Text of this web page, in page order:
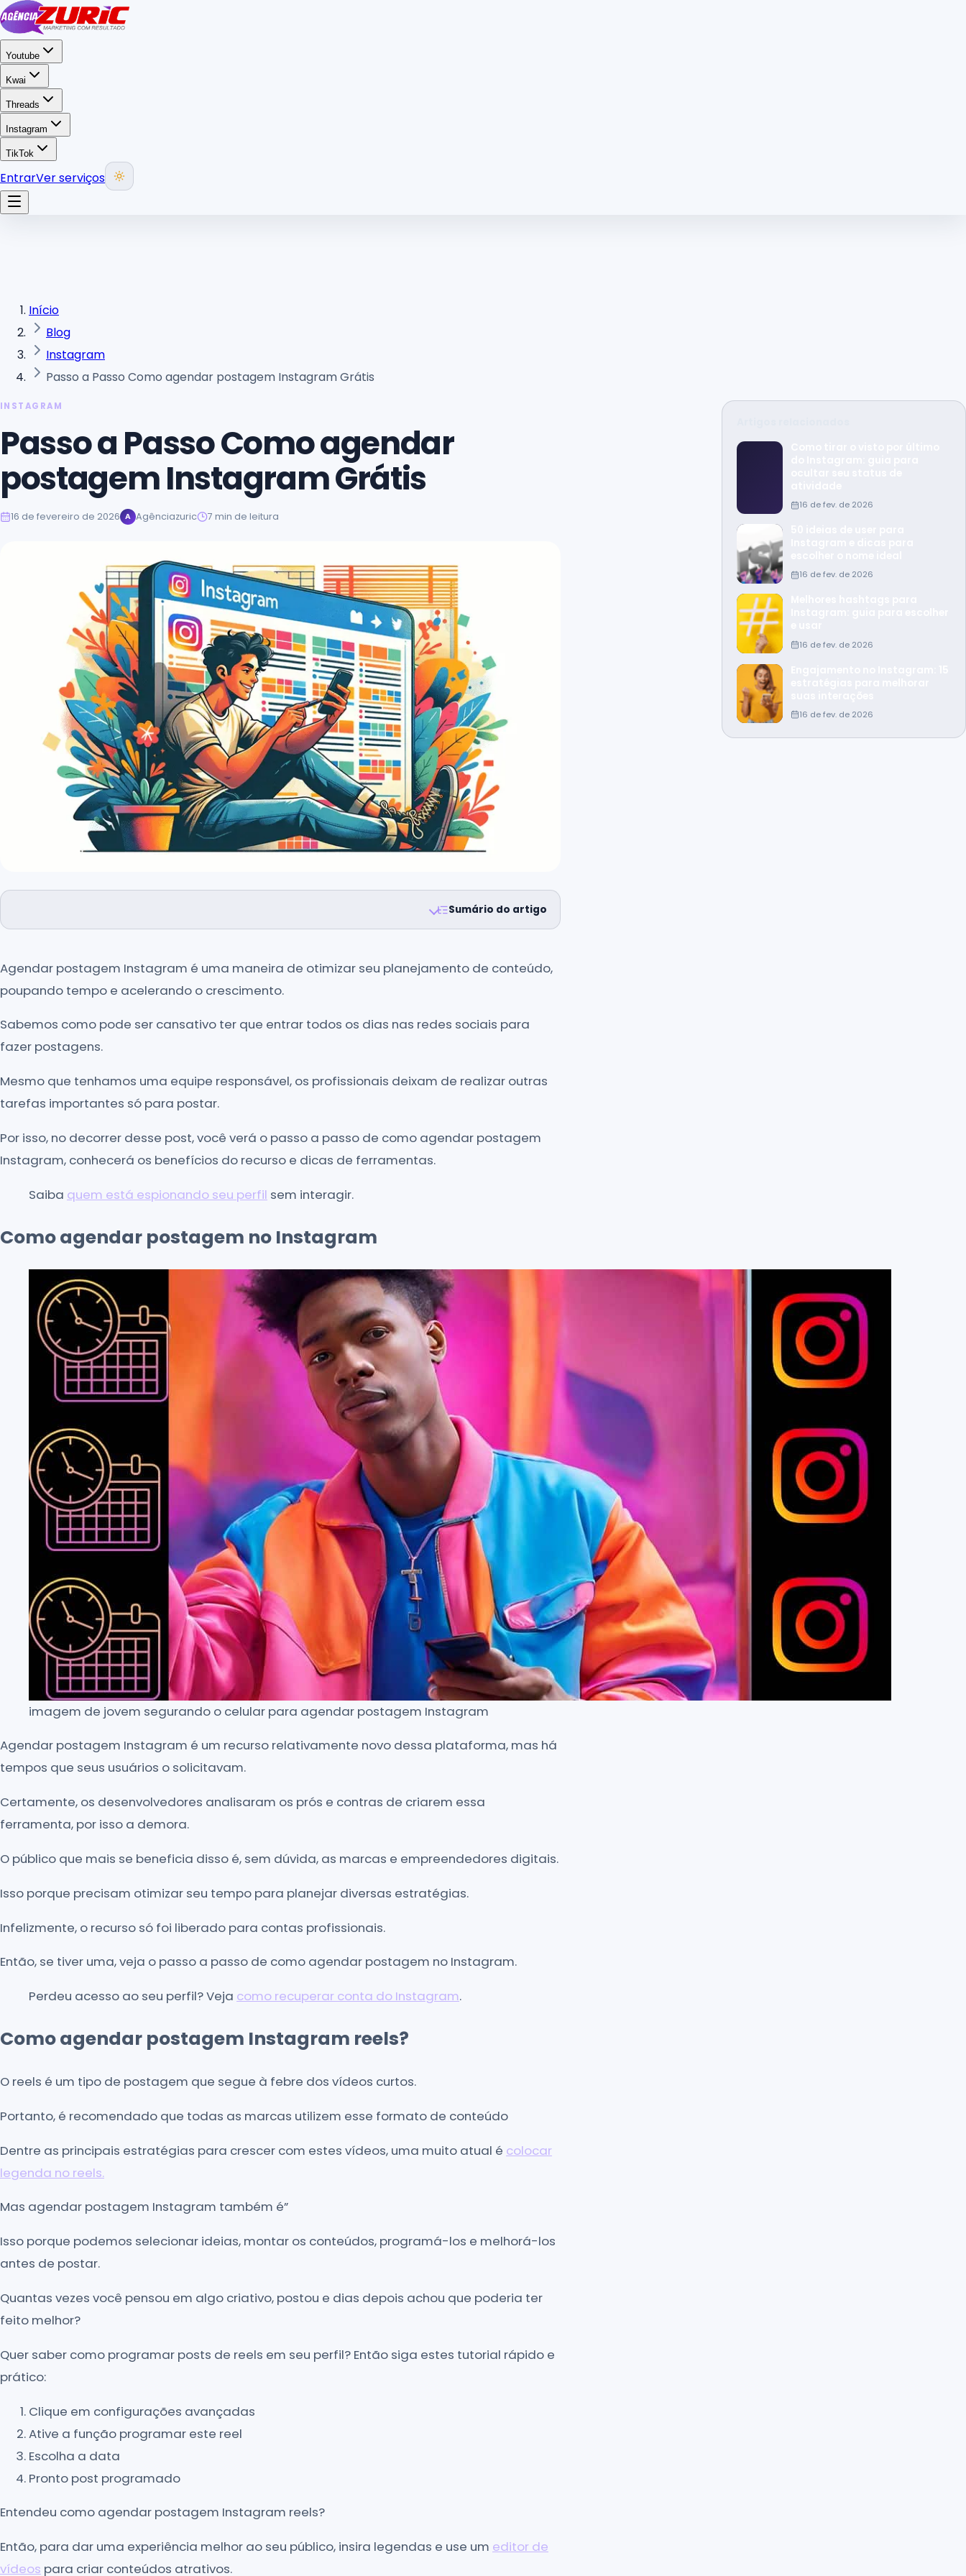
Youtube
Kwai
Threads
Instagram
TikTok
EntrarVer serviços
Início
Blog
Instagram
Passo a Passo Como agendar postagem Instagram Grátis
INSTAGRAM
Passo a Passo Como agendar
postagem Instagram Grátis
16 de fevereiro de 2026 A Agênciazuric 7 min de leitura
Sumário do artigo
Agendar postagem Instagram é uma maneira de otimizar seu planejamento de conteúdo,
poupando tempo e acelerando o crescimento.
Sabemos como pode ser cansativo ter que entrar todos os dias nas redes sociais para
fazer postagens.
Mesmo que tenhamos uma equipe responsável, os profissionais deixam de realizar outras
tarefas importantes só para postar.
Por isso, no decorrer desse post, você verá o passo a passo de como agendar postagem
Instagram, conhecerá os benefícios do recurso e dicas de ferramentas.
Saiba quem está espionando seu perfil sem interagir.
Como agendar postagem no Instagram
imagem de jovem segurando o celular para agendar postagem Instagram
Agendar postagem Instagram é um recurso relativamente novo dessa plataforma, mas há
tempos que seus usuários o solicitavam.
Certamente, os desenvolvedores analisaram os prós e contras de criarem essa
ferramenta, por isso a demora.
O público que mais se beneficia disso é, sem dúvida, as marcas e empreendedores digitais.
Isso porque precisam otimizar seu tempo para planejar diversas estratégias.
Infelizmente, o recurso só foi liberado para contas profissionais.
Então, se tiver uma, veja o passo a passo de como agendar postagem no Instagram.
Perdeu acesso ao seu perfil? Veja como recuperar conta do Instagram.
Como agendar postagem Instagram reels?
O reels é um tipo de postagem que segue à febre dos vídeos curtos.
Portanto, é recomendado que todas as marcas utilizem esse formato de conteúdo
Dentre as principais estratégias para crescer com estes vídeos, uma muito atual é colocar
legenda no reels.
Mas agendar postagem Instagram também é”
Isso porque podemos selecionar ideias, montar os conteúdos, programá-los e melhorá-los
antes de postar.
Quantas vezes você pensou em algo criativo, postou e dias depois achou que poderia ter
feito melhor?
Quer saber como programar posts de reels em seu perfil? Então siga estes tutorial rápido e
prático:
Clique em configurações avançadas
Ative a função programar este reel
Escolha a data
Pronto post programado
Entendeu como agendar postagem Instagram reels?
Então, para dar uma experiência melhor ao seu público, insira legendas e use um editor de
vídeos para criar conteúdos atrativos.
16 de fev. de 2026
16 de fev. de 2026
16 de fev. de 2026
16 de fev. de 2026